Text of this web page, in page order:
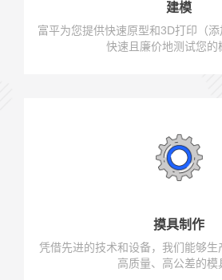
建模
富平为您提供快速原型和3D打印（
快速且廉价地测试您的
摸具制作
凭借先进的技术和设备，我们能够
高质量、高公差的模